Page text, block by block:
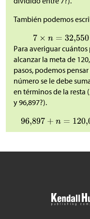
También podemos
Para averiguar
alcanzar la meta de
pasos, podemos
número se le debe
en términos de la resta
y 96,897?).